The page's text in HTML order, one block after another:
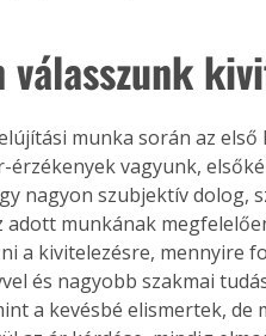
Gyógyító
természet
válasszunk
munka során az
érzékenyek vagyunk,
nagyon szubjektív
adott munkának
a kivitelezésre, mennyire
és nagyobb szakmai
a kevésbé elismertek, de